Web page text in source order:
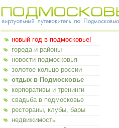
новый год в подмосковье!
города и районы
новости подмосковья
золотое кольцо россии
отдых в Подмосковье
корпоративы и тренинги
свадьба в подмосковье
рестораны, клубы, бары
недвижимость